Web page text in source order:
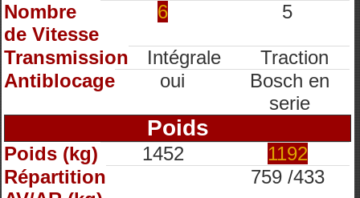
Nombre
de Vitesse
6 5
Transmission Intégrale
Traction
Antiblocage
oui
Bosch en
serie
Poids
Poids (kg) 1452
1192
Répartition
759 /433